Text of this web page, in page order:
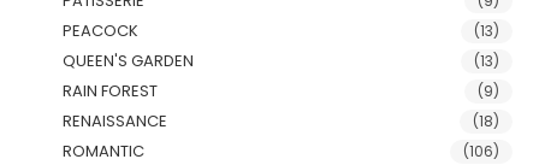
PEACOCK (13)
QUEEN'S GARDEN (13)
RAIN FOREST (9)
RENAISSANCE (18)
ROMANTIC (106)